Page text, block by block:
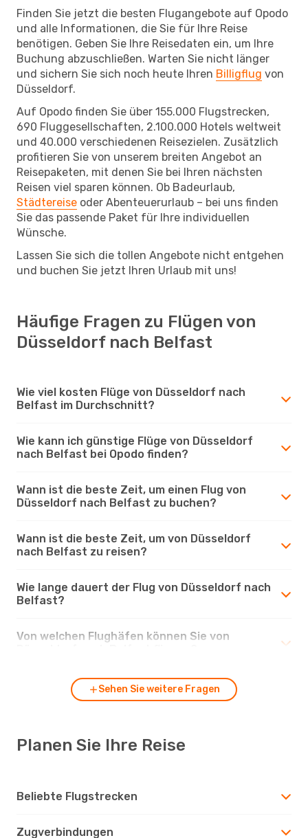
Finden Sie jetzt die besten Flugangebote auf Opodo
und alle Informationen, die Sie für Ihre Reise
benötigen. Geben Sie Ihre Reisedaten ein, um Ihre
Buchung abzuschließen. Warten Sie nicht länger
und sichern Sie sich noch heute Ihren Billigflug von
Düsseldorf.
Auf Opodo finden Sie über 155.000 Flugstrecken,
690 Fluggesellschaften, 2.100.000 Hotels weltweit
und 40.000 verschiedenen Reisezielen. Zusätzlich
profitieren Sie von unserem breiten Angebot an
Reisepaketen, mit denen Sie bei Ihren nächsten
Reisen viel sparen können. Ob Badeurlaub,
Städtereise oder Abenteuerurlaub – bei uns finden
Sie das passende Paket für Ihre individuellen
Wünsche.
Lassen Sie sich die tollen Angebote nicht entgehen
und buchen Sie jetzt Ihren Urlaub mit uns!
Häufige Fragen zu Flügen von
Düsseldorf nach Belfast
Wie viel kosten Flüge von Düsseldorf nach
Belfast im Durchschnitt?
Wie kann ich günstige Flüge von Düsseldorf
nach Belfast bei Opodo finden?
Wann ist die beste Zeit, um einen Flug von
Düsseldorf nach Belfast zu buchen?
Wann ist die beste Zeit, um von Düsseldorf
nach Belfast zu reisen?
Wie lange dauert der Flug von Düsseldorf nach
Belfast?
Von welchen Flughäfen können Sie von
Sehen Sie weitere Fragen
Planen Sie Ihre Reise
Beliebte Flugstrecken
Zugverbindungen